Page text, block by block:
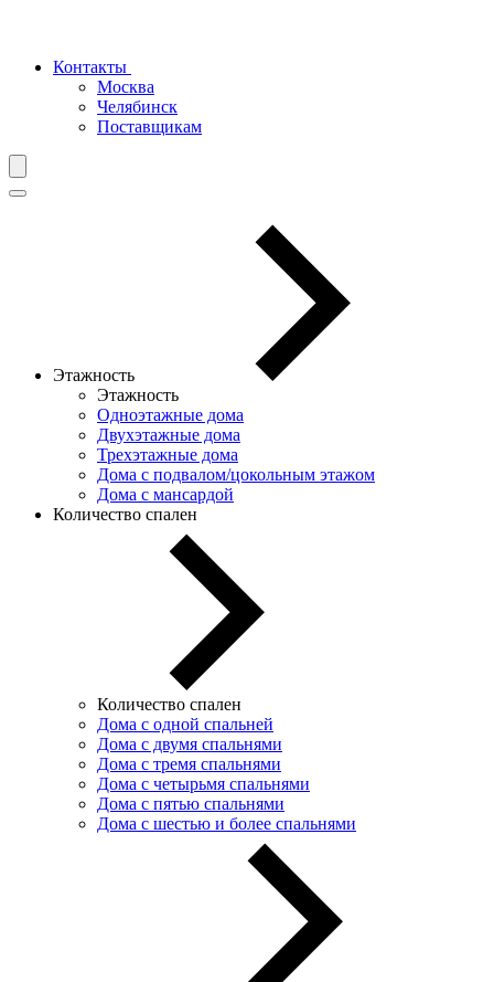
Контакты
Москва
Челябинск
Поставщикам
Этажность
Этажность
Одноэтажные дома
Двухэтажные дома
Трехэтажные дома
Дома с подвалом/цокольным этажом
Дома с мансардой
Количество спален
Количество спален
Дома с одной спальней
Дома с двумя спальнями
Дома с тремя спальнями
Дома с четырьмя спальнями
Дома с пятью спальнями
Дома с шестью и более спальнями